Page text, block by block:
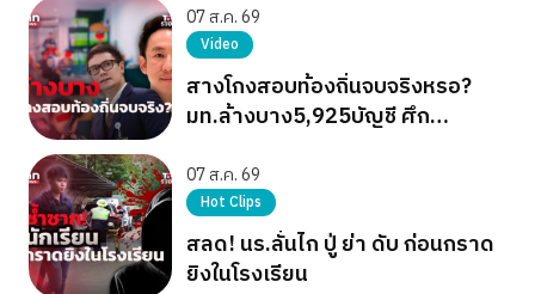
07 ส.ค. 69
Video
สางโกงสอบท้องถิ่นจบจริงหรอ?
มท.ล้างบาง5,925บัญชี ศึก
07 ส.ค. 69
Hot Clips
สลด! นร.ลั่นไก ปู่ ย่า ดับ ก่อนกราด
ยิงในโรงเรียน